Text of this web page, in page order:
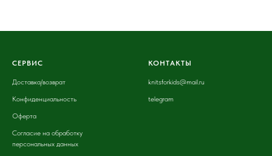
СЕРВИС
Доставка/возврат
Конфиденциальность
Оферта
Согласие на обработку
персональных данных
КОНТАКТЫ
knitsforkids@mail.ru
telegram